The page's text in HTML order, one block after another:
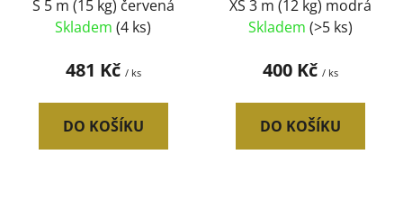
S 5 m (15 kg) červená
Skladem (4 ks)
481 Kč / ks
DO KOŠÍKU
XS 3 m (12 kg) modrá
Skladem (>5 ks)
400 Kč / ks
DO KOŠÍKU